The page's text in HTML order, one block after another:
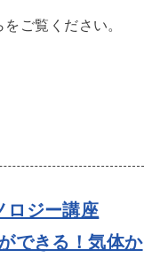
ご覧ください。
ロジー講座
できる！気体か